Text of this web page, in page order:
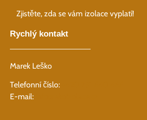
Zjistěte, zda se vám izolace vyplatí!
Rychlý kontakt
Marek Leško
Telefonní číslo:
E-mail: